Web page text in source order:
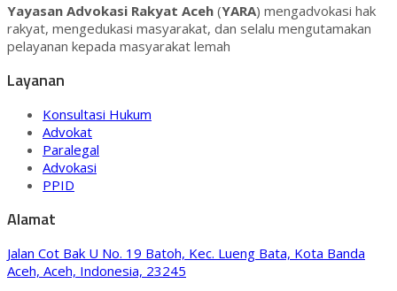
Yayasan Advokasi Rakyat Aceh (YARA) mengadvokasi hak
rakyat, mengedukasi masyarakat, dan selalu mengutamakan
pelayanan kepada masyarakat lemah
Layanan
Konsultasi Hukum
Advokat
Paralegal
Advokasi
PPID
Alamat
Jalan Cot Bak U No. 19 Batoh, Kec. Lueng Bata, Kota Banda
Aceh, Aceh, Indonesia, 23245